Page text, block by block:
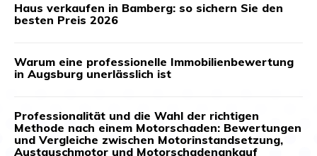
Haus verkaufen in Bamberg: so sichern Sie den
besten Preis 2026
Warum eine professionelle Immobilienbewertung
in Augsburg unerlässlich ist
Professionalität und die Wahl der richtigen
Methode nach einem Motorschaden: Bewertungen
und Vergleiche zwischen Motorinstandsetzung,
Austauschmotor und Motorschadenankauf